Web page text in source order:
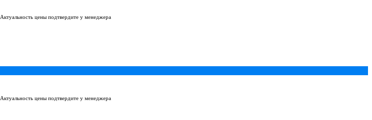
Актуальность цены подтвердите у менеджера
Актуальность цены подтвердите у менеджера